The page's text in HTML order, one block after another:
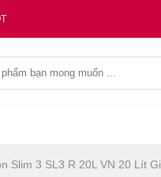
Slim 3 SL3 R 20L VN 20 Lít